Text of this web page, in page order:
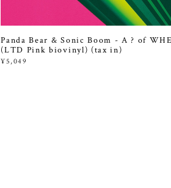
Panda Bear & Sonic Boom - A ? of
(LTD Pink biovinyl) (tax in)
¥5,049